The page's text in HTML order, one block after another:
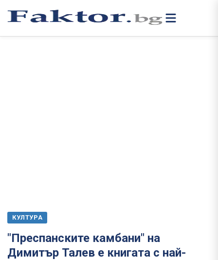
КУЛТУРА
"Преспанските камбани" на
Димитър Талев е книгата с най-